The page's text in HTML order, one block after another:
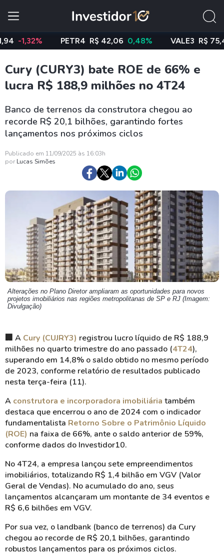
PETR4 R$ 42,06 0,48% VALE3 R$ 75,41 -
Cury (CURY3) bate ROE de 66% e
lucra R$ 188,9 milhões no 4T24
Banco de terrenos da construtora chegou ao
recorde R$ 20,1 bilhões, garantindo fortes
lançamentos nos próximos ciclos
Publicado em 11/09/2025 às 16:03h
por Lucas Simões
Alterações no Plano Diretor ampliaram as oportunidades para novos
projetos imobiliários nas regiões metropolitanas de SP e RJ (Imagem:
Divulgação)
🏢 A Cury (CUJRY3) registrou lucro líquido de R$ 188,9
milhões no quarto trimestre do ano passado (4T24),
superando em 14,8% o saldo obtido no mesmo período
de 2023, conforme relatório de resultados publicado
nesta terça-feira (11).
A construtora e incorporadora imobiliária também
destaca que encerrou o ano de 2024 com o indicador
fundamentalista Retorno Sobre o Patrimônio Líquido
(ROE) na faixa de 66%, ante o saldo anterior de 59%,
conforme dados do Investidor10.
No 4T24, a empresa lançou sete empreendimentos
imobiliários, totalizando R$ 1,4 bilhão em VGV (Valor
Geral de Vendas). No acumulado do ano, seus
lançamentos alcançaram um montante de 34 eventos e
R$ 6,6 bilhões em VGV.
Por sua vez, o landbank (banco de terrenos) da Cury
chegou ao recorde de R$ 20,1 bilhões, garantindo
robustos lançamentos para os próximos ciclos.